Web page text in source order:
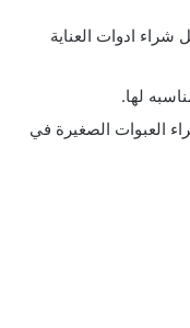
شراء ادوات العناية
لها.
العبوات الصغيرة في